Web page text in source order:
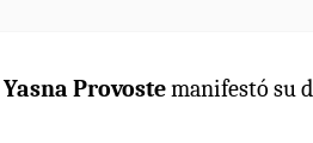
Yasna Provostemanifestó su